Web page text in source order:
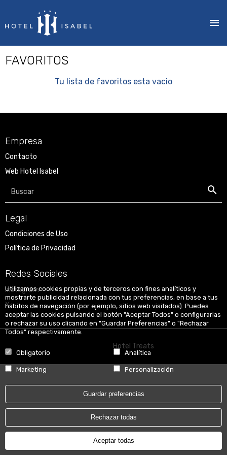
Utilizamos cookies propias y de terceros con fines analíticos y
mostrarte publicidad relacionada con tus preferencias, en base a tus
hábitos de navegación (por ejemplo, sitios web visitados). Puedes
aceptar las cookies pulsando el botón "Aceptar Todos" o configurarlas
o rechazar su uso clicando en "Guardar Preferencias" o "Rechazar
Todos" respectivamente.
Obligatorio Analítica
Marketing Personalización
Guardar preferencias
Rechazar todas
Aceptar todas
alFAVORITOS
Tu lista de favoritos esta vacio
Empresa
Contacto
Web Hotel Isabel
Buscar
Legal
Condiciones de Uso
Política de Privacidad
Redes Sociales
Instagram
X
Hotel Treats